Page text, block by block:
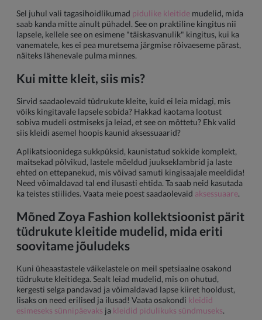
Sel juhul vali tagasihoidlikumad pidulike kleitide mudelid, mida
saab kanda mitte ainult pühadel. See on praktiline kingitus nii
lapsele, kellele see on esimene "täiskasvanulik" kingitus, kui ka
vanematele, kes ei pea muretsema järgmise rõivaeseme pärast,
näiteks lähenevale pulma minnes.
Kui mitte kleit, siis mis?
Sirvid saadaolevaid tüdrukute kleite, kuid ei leia midagi, mis
võiks kingitavale lapsele sobida? Hakkad kaotama lootust
sobiva mudeli ostmiseks ja leiad, et see on mõttetu? Ehk valid
siis kleidi asemel hoopis kaunid aksessuaarid?
Aplikatsioonidega sukkpüksid, kaunistatud sokkide komplekt,
maitsekad põlvikud, lastele mõeldud juukseklambrid ja laste
ehted on ettepanekud, mis võivad samuti kingisaajale meeldida!
Need võimaldavad tal end ilusasti ehtida. Ta saab neid kasutada
ka teistes stiilides. Vaata meie poest saadaolevaid aksessuaare.
Mõned Zoya Fashion kollektsioonist pärit
tüdrukute kleitide mudelid, mida eriti
soovitame jõuludeks
Kuni üheaastastele väikelastele on meil spetsiaalne osakond
tüdrukute kleitidega. Sealt leiad mudelid, mis on ohutud,
kergesti selga pandavad ja võimaldavad lapse kiiret hooldust,
lisaks on need erilised ja ilusad! Vaata osakondi kleidid
esimeseks sünnipäevaks ja kleidid pidulikuks sündmuseks.